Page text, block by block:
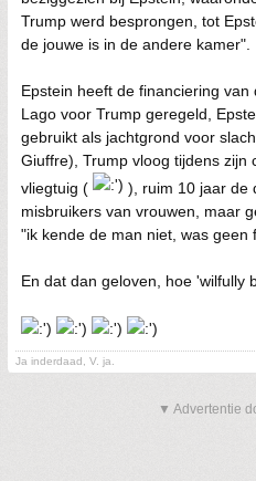
Trump werd besprongen, tot
de jouwe is in de andere kamer".
Epstein heeft de financiering
Lago voor Trump geregeld,
gebruikt als jachtgrond voor
Giuffre), Trump vloog tijdens zijn
vliegtuig (
), ruim 10 jaar de
misbruikers van vrouwen, maar
"ik kende de man niet, was geen
En dat dan geloven, hoe 'wilfully
Ja inderdaad, V. ja.
▼ Advertentie